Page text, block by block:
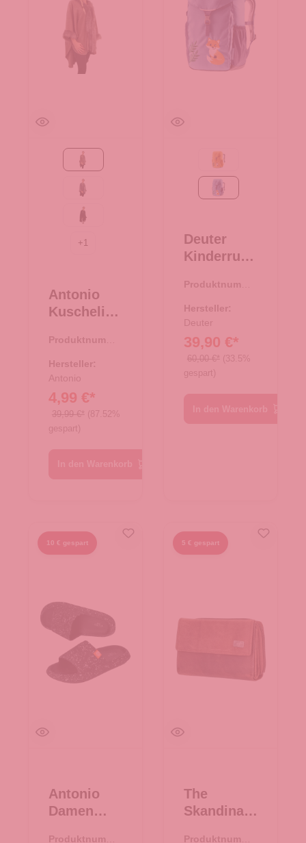
Taupe
grau
schwarz
+1
Antonio
Kuschelige
Damenpon
cho -
Taupe
Produktnumme
Hersteller:
Antonio
4,99 €*
39,99 €* (87.52%
gespart)
amber-maple
wave-nightblue
Deuter
Kinderruck
Waldfuchs
14 wave-
nightblue
Produktnumme
Hersteller:
Deuter
39,90 €*
60,00 €* (33.5%
gespart)
10 € gespart
Antonio
Damen
Produktnumme
5 € gespart
The
Skandinavi
Produktnumme